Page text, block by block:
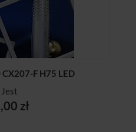
F H75 LED
Jest
zł